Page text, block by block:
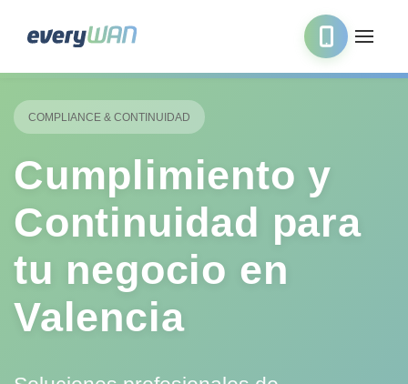
COMPLIANCE & CONTINUIDAD
Cumplimiento y
Continuidad para
tu negocio en
Valencia